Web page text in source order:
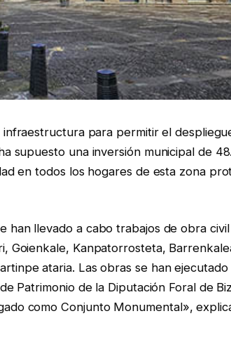
infraestructura para permitir el
supuesto una inversión municipal de
en todos los hogares de esta zona
han llevado a cabo trabajos de obra
Goienkale, Kanpatorrosteta,
ataria. Las obras se han
Patrimonio de la Diputación Foral de
como Conjunto Monumental»,